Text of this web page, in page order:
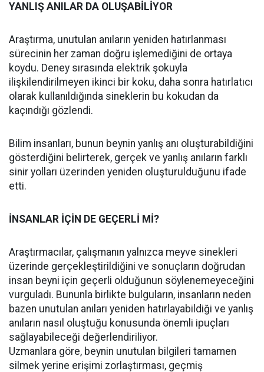
YANLIŞ ANILAR DA OLUŞABİLİYOR
Araştırma, unutulan anıların yeniden hatırlanması
sürecinin her zaman doğru işlemediğini de ortaya
koydu. Deney sırasında elektrik şokuyla
ilişkilendirilmeyen ikinci bir koku, daha sonra hatırlatıcı
olarak kullanıldığında sineklerin bu kokudan da
kaçındığı gözlendi.
Bilim insanları, bunun beynin yanlış anı oluşturabildiğini
gösterdiğini belirterek, gerçek ve yanlış anıların farklı
sinir yolları üzerinden yeniden oluşturulduğunu ifade
etti.
İNSANLAR İÇİN DE GEÇERLİ Mİ?
Araştırmacılar, çalışmanın yalnızca meyve sinekleri
üzerinde gerçekleştirildiğini ve sonuçların doğrudan
insan beyni için geçerli olduğunun söylenemeyeceğini
vurguladı. Bununla birlikte bulguların, insanların neden
bazen unutulan anıları yeniden hatırlayabildiği ve yanlış
anıların nasıl oluştuğu konusunda önemli ipuçları
sağlayabileceği değerlendiriliyor.
Uzmanlara göre, beynin unutulan bilgileri tamamen
silmek yerine erişimi zorlaştırması, geçmiş